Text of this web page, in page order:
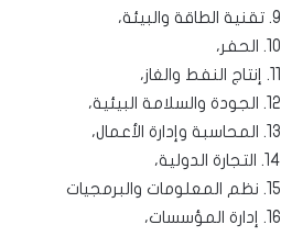
9. تقنية الطاقة والبيئة،
10. الحفر،
11. إنتاج النفط والغاز،
12. الجودة والسلامة البيئية،
13. المحاسبة وإدارة الأعمال،
14. التجارة الدولية،
15. نظم المعلومات والبرمجيات
16. إدارة المؤسسات،